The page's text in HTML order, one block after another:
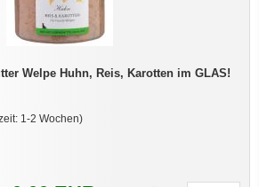
Welpe Huhn, Reis, Karotten im GLAS!
1-2 Wochen)